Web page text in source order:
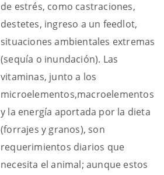
de estrés, como castraciones,
destetes, ingreso a un feedlot,
situaciones ambientales extremas
(sequía o inundación). Las
vitaminas, junto a los
microelementos,macroelementos
y la energía aportada por la dieta
(forrajes y granos), son
requerimientos diarios que
necesita el animal; aunque estos